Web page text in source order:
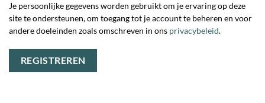
Je persoonlijke gegevens worden gebruikt om je ervaring op deze
site te ondersteunen, om toegang tot je account te beheren en voor
andere doeleinden zoals omschreven in ons privacybeleid.
REGISTREREN